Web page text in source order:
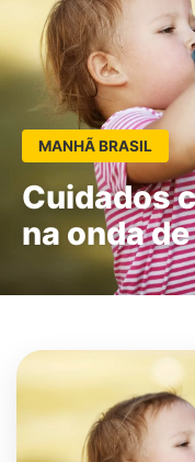
MANHÃ BRASIL
Cuidados
na onda